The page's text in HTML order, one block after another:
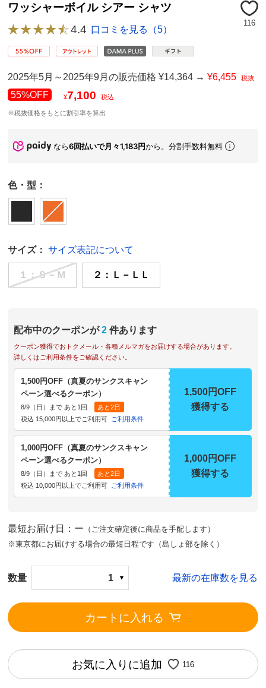
ワッシャーボイル シアー シャツ
116
4.4 口コミを見る（5）
2025年5月～2025年9月の販売価格 ¥14,364 →¥6,455 税抜
55%OFF ¥7,100 税込
※税抜価格をもとに割引率を算出
なら6回払いで月々1,183円から。分割手数料無料
色・型：
サイズ： サイズ表記について
１：Ｓ－Ｍ ２：Ｌ－ＬＬ
配布中のクーポンが 2 件あります
クーポン獲得でおトクメール・各種メルマガをお届けする場合があります。
詳しくはご利用条件をご確認ください。
1,500円OFF（真夏のサンクスキャン
ペーン選べるクーポン）
8/9（日）まで あと1回
あと2日
税込 15,000円以上でご利用可
ご利用条件
1,500円OFF
獲得する
1,000円OFF（真夏のサンクスキャン
ペーン選べるクーポン）
8/9（日）まで あと1回
あと2日
税込 10,000円以上でご利用可
ご利用条件
1,000円OFF
獲得する
最短お届け日：ー （ご注文確定後に商品を手配します）
※東京都にお届けする場合の最短日程です（島しょ部を除く）
数量 1 最新の在庫数を見る
カートに入れる
お気に入りに追加 116